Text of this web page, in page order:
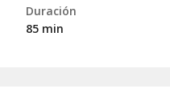
Duración
85 min